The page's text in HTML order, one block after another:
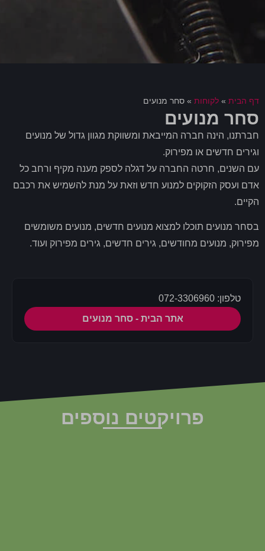
דף הבית » לקוחות » סחר מנועים
סחר מנועים
חברתנו, הינה חברה המייבאת ומשווקת מגוון גדול של מנועים
וגירים חדשים או מפירוק.
עם השנים, חרטה החברה על דגלה לספק מענה מקיף ורחב כל
אדם ועסק הזקוקים למנוע חדש וזאת על מנת להשמיש את רכבם
הקיים.
בסחר מנועים תוכלו למצוא מנועים חדשים, מנועים משומשים
מפירוק, מנועים מחודשים, גירים חדשים, גירים מפירוק ועוד.
טלפון: 072-3306960
אתר הבית - סחר מנועים
פרויקטים נוספים